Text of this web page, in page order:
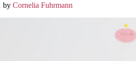
by Cornelia Fuhrmann